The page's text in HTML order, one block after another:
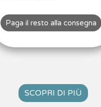
Paga il resto alla consegna
SCOPRI DI PIÙ